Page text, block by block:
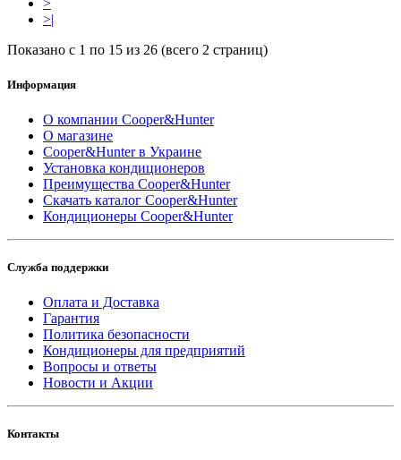
>|
Показано с 1 по 15 из 26 (всего 2 страниц)
Информация
О компании Cooper&Hunter
О магазине
Cooper&Hunter в Украине
Установка кондиционеров
Преимущества Cooper&Hunter
Скачать каталог Cooper&Hunter
Кондиционеры Cooper&Hunter
Служба поддержки
Оплата и Доставка
Гарантия
Политика безопасности
Кондиционеры для предприятий
Вопросы и ответы
Новости и Акции
Контакты